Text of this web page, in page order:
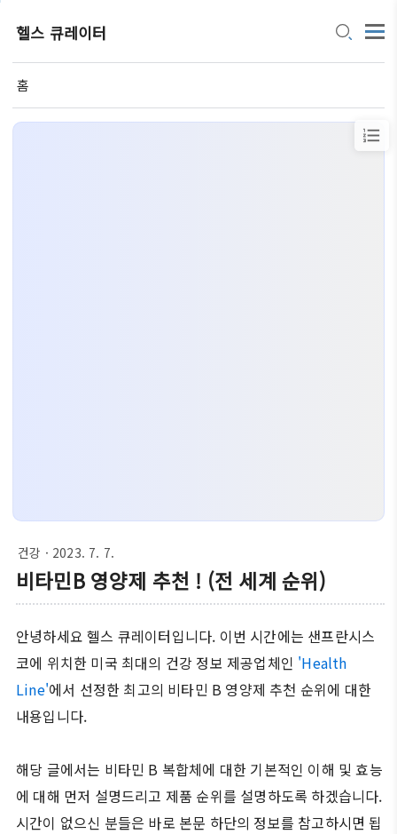
헬스 큐레이터
홈
건강 · 2023. 7. 7.
비타민B 영양제 추천 ! (전 세계 순위)
안녕하세요 헬스 큐레이터입니다. 이번 시간에는 샌프란시스
코에 위치한 미국 최대의 건강 정보 제공업체인 'Health
Line'에서 선정한 최고의 비타민 B 영양제 추천 순위에 대한
내용입니다.
해당 글에서는 비타민 B 복합체에 대한 기본적인 이해 및 효능
에 대해 먼저 설명드리고 제품 순위를 설명하도록 하겠습니다.
시간이 없으신 분들은 바로 본문 하단의 정보를 참고하시면 됩